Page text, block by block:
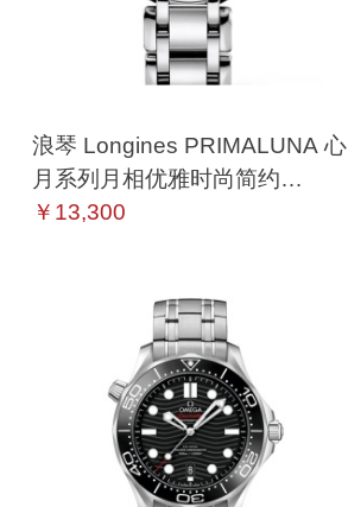
浪琴 Longines PRIMALUNA 心
月系列月相优雅时尚简约
L8.115.4.87.6 石英
￥13,300